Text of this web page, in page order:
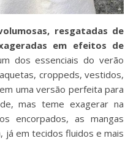
resgatadas de
em efeitos de
dos essenciais do verão
croppeds, vestidos,
uma versão perfeita para
mas teme exagerar na
encorpados, as mangas
já em tecidos fluidos e mais